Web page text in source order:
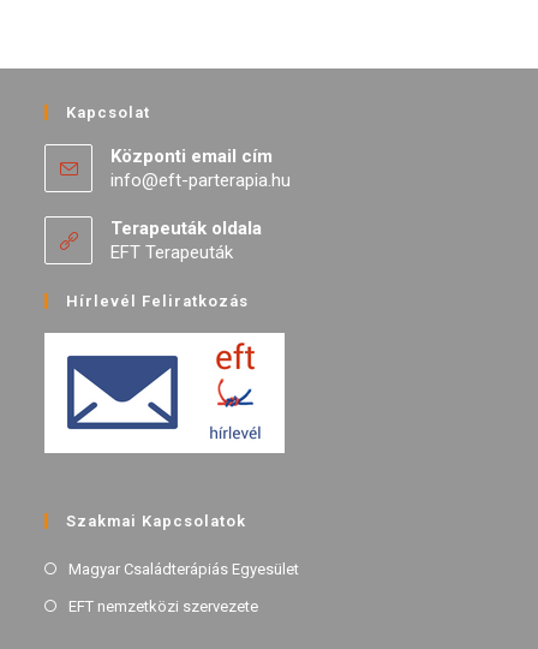
Kapcsolat
Központi email cím
info@eft-parterapia.hu
Terapeuták oldala
EFT Terapeuták
Hírlevél Feliratkozás
Szakmai Kapcsolatok
Magyar Családterápiás Egyesület
EFT nemzetközi szervezete